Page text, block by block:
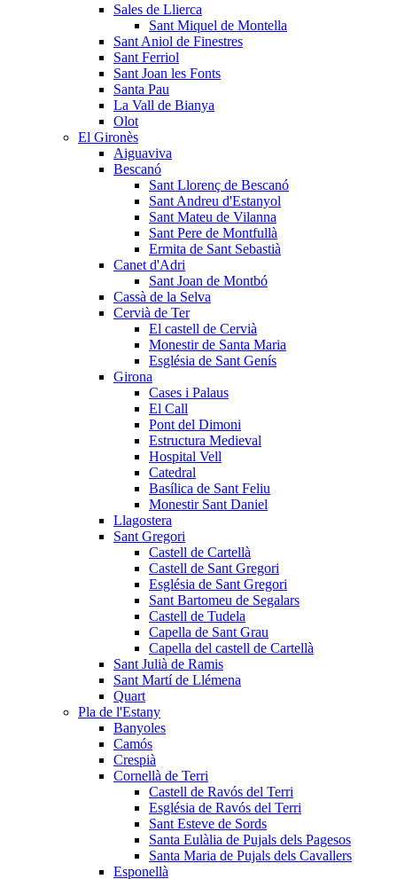
Sales de Llierca
Sant Miquel de Montella
Sant Aniol de Finestres
Sant Ferriol
Sant Joan les Fonts
Santa Pau
La Vall de Bianya
Olot
El Gironès
Aiguaviva
Bescanó
Sant Llorenç de Bescanó
Sant Andreu d'Estanyol
Sant Mateu de Vilanna
Sant Pere de Montfullà
Ermita de Sant Sebastià
Canet d'Adri
Sant Joan de Montbó
Cassà de la Selva
Cervià de Ter
El castell de Cervià
Monestir de Santa Maria
Església de Sant Genís
Girona
Cases i Palaus
El Call
Pont del Dimoni
Estructura Medieval
Hospital Vell
Catedral
Basílica de Sant Feliu
Monestir Sant Daniel
Llagostera
Sant Gregori
Castell de Cartellà
Castell de Sant Gregori
Església de Sant Gregori
Sant Bartomeu de Segalars
Castell de Tudela
Capella de Sant Grau
Capella del castell de Cartellà
Sant Julià de Ramis
Sant Martí de Llémena
Quart
Pla de l'Estany
Banyoles
Camós
Crespià
Cornellà de Terri
Castell de Ravós del Terri
Església de Ravós del Terri
Sant Esteve de Sords
Santa Eulàlia de Pujals dels Pagesos
Santa Maria de Pujals dels Cavallers
Esponellà